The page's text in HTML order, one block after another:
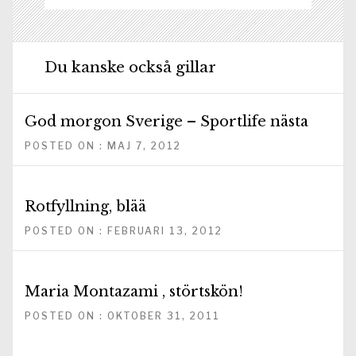
Du kanske också gillar
God morgon Sverige – Sportlife nästa
POSTED ON : MAJ 7, 2012
Rotfyllning, blää
POSTED ON : FEBRUARI 13, 2012
Maria Montazami , störtskön!
POSTED ON : OKTOBER 31, 2011